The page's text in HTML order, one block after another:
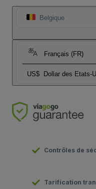
Belgique
Français (FR)
US$ Dollar des Etats-
Contrôles de
Tarification